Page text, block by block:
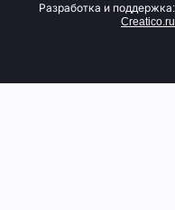
Разработка и поддержка:
Creatico.ru